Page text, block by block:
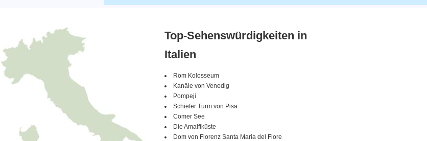
Top-Sehenswürdigkeiten in
Italien
Rom Kolosseum
Kanäle von Venedig
Pompeji
Schiefer Turm von Pisa
Comer See
Die Amalfiküste
Dom von Florenz Santa Maria del Fiore